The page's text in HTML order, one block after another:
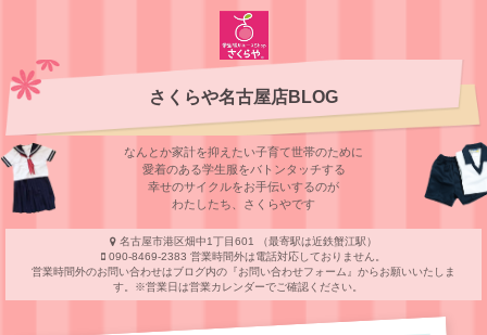
さくらや名古屋店BLOG
なんとか家計を抑えたい子育て世帯のために
愛着のある学⽣服をバトンタッチする
幸せのサイクルをお⼿伝いするのが
わたしたち、さくらやです
名古屋市港区畑中1丁目601 （最寄駅は近鉄蟹江駅）
090-8469-2383 営業時間外は電話対応しておりません。
営業時間外のお問い合わせはブログ内の『お問い合わせフォーム』からお願いいたしま
す。※営業日は営業カレンダーでご確認ください。